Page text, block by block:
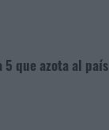
que azota al país